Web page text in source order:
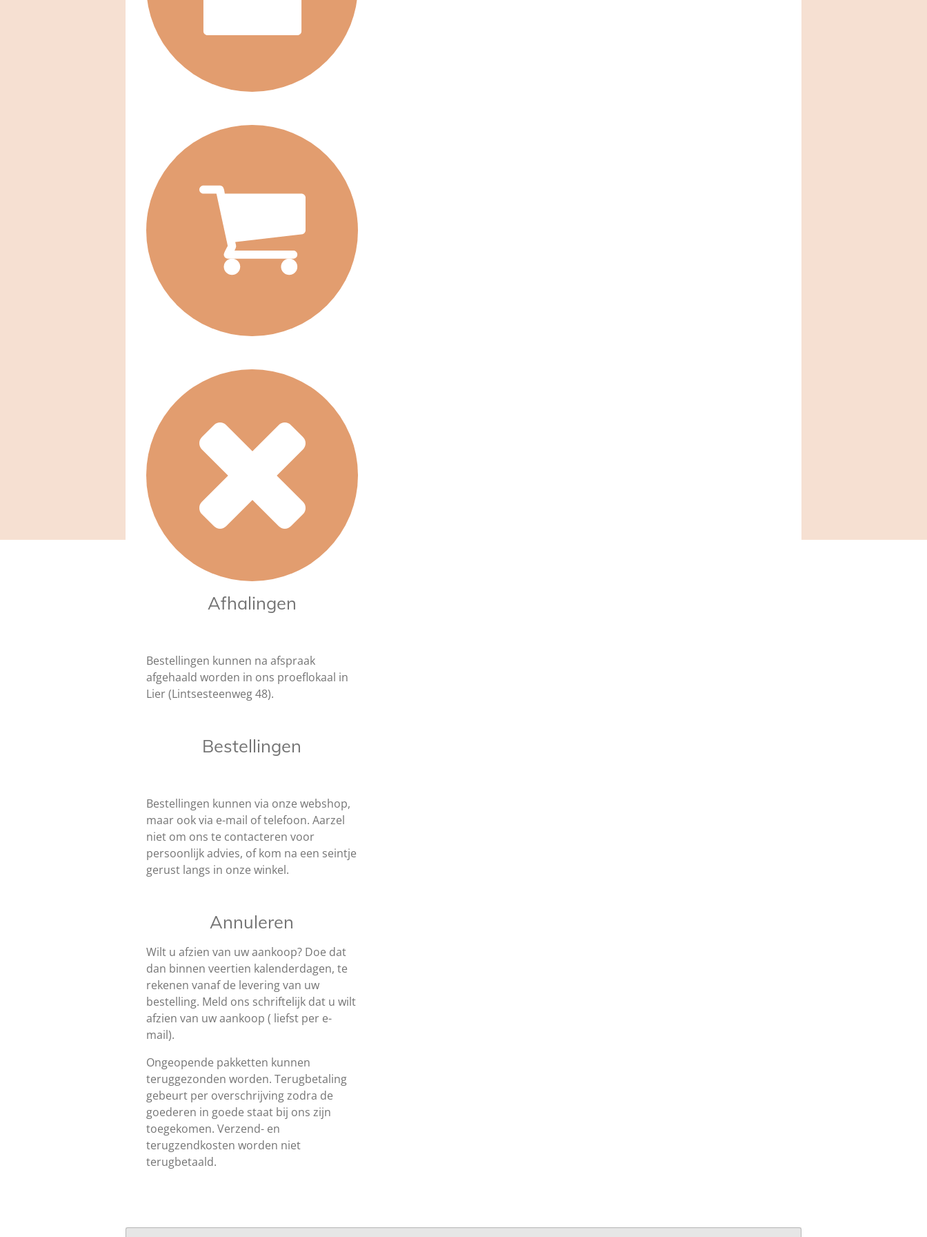
Afhalingen
Bestellingen kunnen na afspraak
afgehaald worden in ons proeflokaal in
Lier (Lintsesteenweg 48).
Bestellingen
Bestellingen kunnen via onze webshop,
maar ook via e-mail of telefoon. Aarzel
niet om ons te contacteren voor
persoonlijk advies, of kom na een seintje
gerust langs in onze winkel.
Annuleren
Wilt u afzien van uw aankoop? Doe dat
dan binnen veertien kalenderdagen, te
rekenen vanaf de levering van uw
bestelling. Meld ons schriftelijk dat u wilt
afzien van uw aankoop ( liefst per e-
mail).
Ongeopende pakketten kunnen
teruggezonden worden. Terugbetaling
gebeurt per overschrijving zodra de
goederen in goede staat bij ons zijn
toegekomen. Verzend- en
terugzendkosten worden niet
terugbetaald.